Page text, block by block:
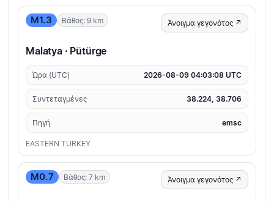
M1.3 Βάθος: 9 km Άνοιγμα γεγονότος ↗
Malatya · Pütürge
Ώρα (UTC) 2026-08-09 04:03:08 UTC
Συντεταγμένες 38.224, 38.706
Πηγή emsc
EASTERN TURKEY
M0.7 Βάθος: 7 km Άνοιγμα γεγονότος ↗